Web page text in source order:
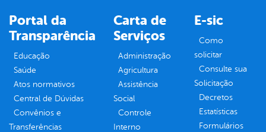
Portal da
Transparência
Educação
Saúde
Atos normativos
Central de Dúvidas
Convênios e
Transferências
Carta de
Serviços
Administração
Agricultura
Assistência
Social
Controle
Interno
E-sic
Como
solicitar
Consulte sua
Solicitação
Decretos
Estatísticas
Formulários